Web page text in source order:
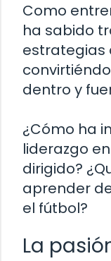
Como
ha sabido
estrategias
dentro y
¿Cómo ha
liderazgo
dirigido?
aprender
el fútbol?
La